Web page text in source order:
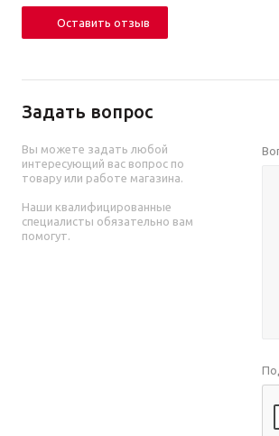
Оставить отзыв
Задать вопрос
Вы можете задать любой
интересующий вас вопрос по
товару или работе магазина.
Наши квалифицированные
специалисты обязательно вам
помогут.